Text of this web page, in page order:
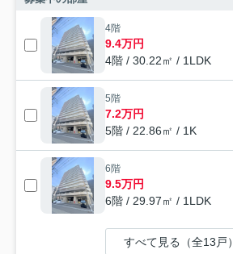
4階
9.4万円
4階 / 30.22㎡ / 1LDK
5階
7.2万円
5階 / 22.86㎡ / 1K
6階
9.5万円
6階 / 29.97㎡ / 1LDK
すべて見る（全13戸）